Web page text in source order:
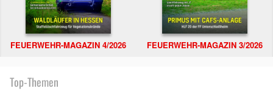
FEUERWEHR-MAGAZIN 4/2026 FEUERWEHR-MAGAZIN 3/2026
Top-Themen